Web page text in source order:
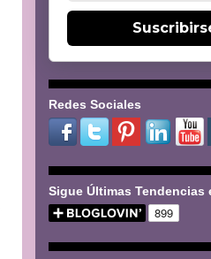
Redes Sociales
Sigue Últimas Tendencias